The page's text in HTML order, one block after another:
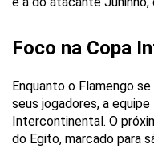
Foco na Copa
Enquanto o Flamengo
seus jogadores, a
Intercontinental. O
do Egito, marcado para